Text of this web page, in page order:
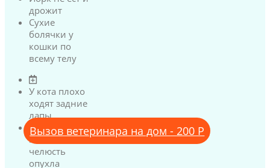
Вызов ветеринара на дом - 200 Р
дрожит
Сухие
болячки у
кошки по
всему телу
У кота плохо
ходят задние
лапы
У кота
нижняя
челюсть
опухла